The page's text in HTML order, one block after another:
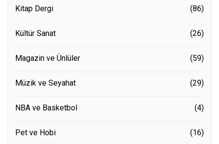
Kitap Dergi (86)
Kültür Sanat (26)
Magazin ve Ünlüler (59)
Müzik ve Seyahat (29)
NBA ve Basketbol (4)
Pet ve Hobi (16)